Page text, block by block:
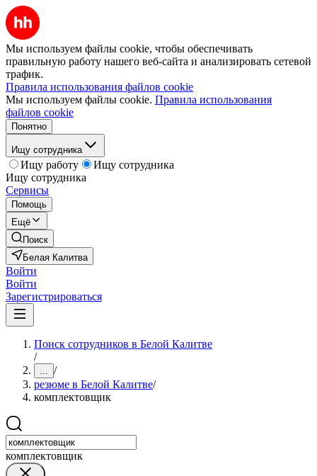
Мы используем файлы cookie, чтобы обеспечивать
правильную работу нашего веб-сайта и анализировать сетевой
трафик.
Правила использования файлов cookie
Мы используем файлы cookie. Правила использования
файлов cookie
Понятно
Ищу сотрудника
Ищу работу
Ищу сотрудника
Ищу сотрудника
Сервисы
Помощь
Ещё
Поиск
Белая Калитва
Войти
Войти
Зарегистрироваться
Поиск сотрудников в Белой Калитве
/
... /
резюме в Белой Калитве/
комплектовщик
комплектовщик